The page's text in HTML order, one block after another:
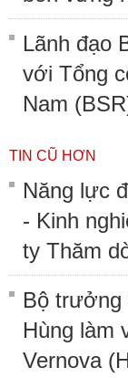
Lãnh đạo
với Tổng
Nam
TIN CŨ HƠN
Năng lực
- Kinh
ty Thăm
Bộ trưởng
Hùng làm
Vernova